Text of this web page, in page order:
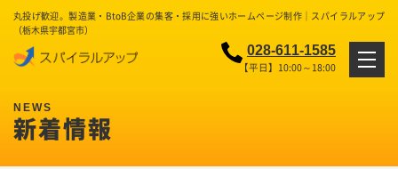
丸投げ歓迎。製造業・BtoB企業の集客・採用に強いホームページ制作｜スパイラルアップ
（栃木県宇都宮市）
028-611-1585
【平日】10:00～18:00
新着情報